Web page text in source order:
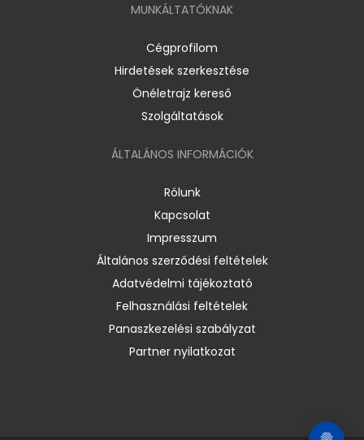
MUNKÁLTATÓKNAK
Cégprofilom
Hirdetések szerkesztése
Önéletrajz kereső
Szolgáltatások
ÁLTALÁNOS INFORMÁCIÓK
Rólunk
Kapcsolat
Impresszum
Általános szerződési feltételek
Adatvédelmi tájékoztató
Felhasználási feltételek
Panaszkezelési szabályzat
Partner nyilatkozat